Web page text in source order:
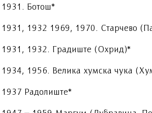
1931. Ботош*
1931, 1932 1969, 1970. Старчево
1931, 1932. Градиште (Охрид)*
1934, 1956. Велика хумска чука
1937 Радолиште*